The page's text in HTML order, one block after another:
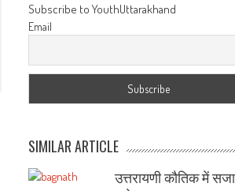
Subscribe to YouthUttarakhand
Email
SIMILAR ARTICLE
उत्तरायणी कौतिक में